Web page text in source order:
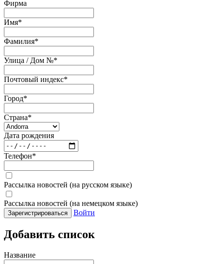
Фирма
Имя*
Фамилия*
Улица / Дом №*
Почтовый индекс*
Город*
Страна*
Дата рождения
Телефон*
Рассылка новостей (на русском языке)
Рассылка новостей (на немецком языке)
Зарегистрироваться Войти
Добавить список
Название